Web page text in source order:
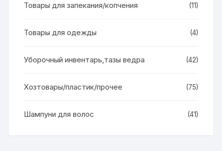
Товары для запекания/копчения (11)
Товары для одежды (4)
Уборочный инвентарь,тазы ведра (42)
Хозтовары/пластик/прочее (75)
Шампуни для волос (41)